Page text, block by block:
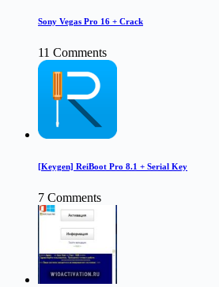
Sony Vegas Pro 16 + Crack
11 Comments
[Keygen] ReiBoot Pro 8.1 + Serial Key
7 Comments